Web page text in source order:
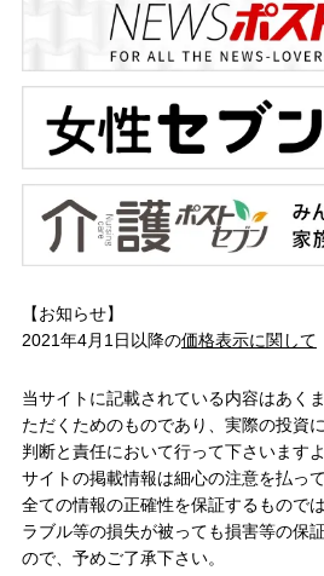
【お知らせ】
2021年4月1日以降の価格表示に関して
当サイトに記載されている内容はあく
ただくためのものであり、実際の投資
判断と責任において行って下さいます
サイトの掲載情報は細心の注意を払っ
全ての情報の正確性を保証するもので
ラブル等の損失が被っても損害等の保
ので、予めご了承下さい。